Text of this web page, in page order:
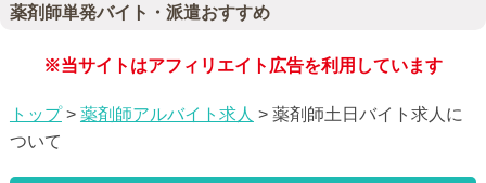
薬剤師単発バイト・派遣おすすめ
※当サイトはアフィリエイト広告を利用しています
トップ> 薬剤師アルバイト求人 > 薬剤師土日バイト求人に
ついて